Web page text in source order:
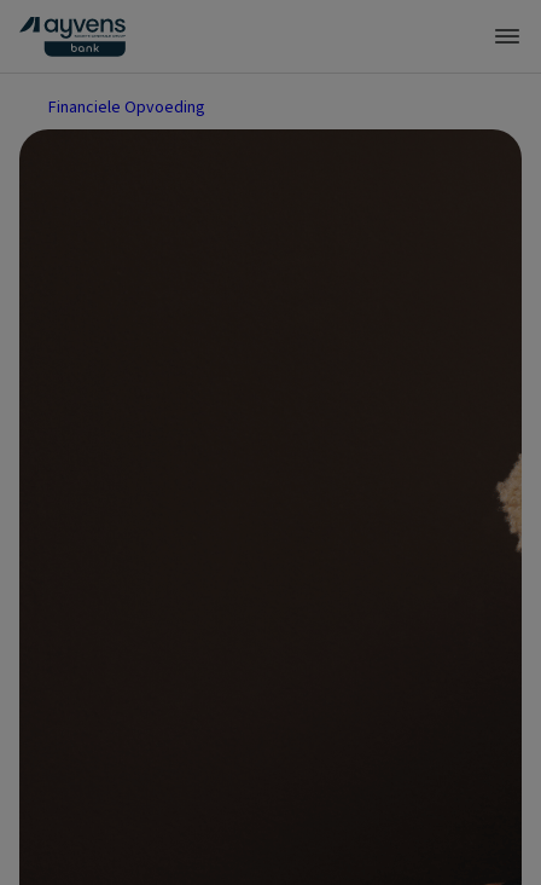
Financiele Opvoeding